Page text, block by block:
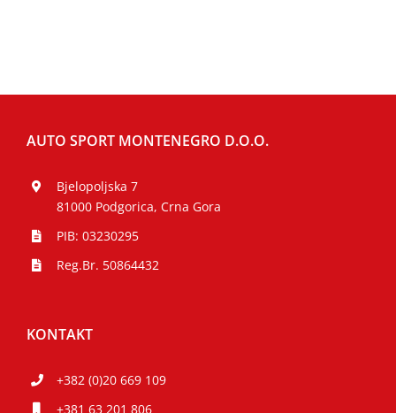
AUTO SPORT MONTENEGRO D.O.O.
Bjelopoljska 7
81000 Podgorica, Crna Gora
PIB: 03230295
Reg.Br. 50864432
KONTAKT
+382 (0)20 669 109
+381 63 201 806